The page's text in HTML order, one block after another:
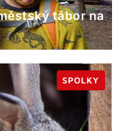
tábor na
SPOLKY